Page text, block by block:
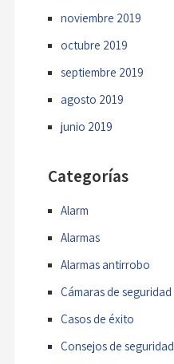
noviembre 2019
octubre 2019
septiembre 2019
agosto 2019
junio 2019
Categorías
Alarm
Alarmas
Alarmas antirrobo
Cámaras de seguridad
Casos de éxito
Consejos de seguridad